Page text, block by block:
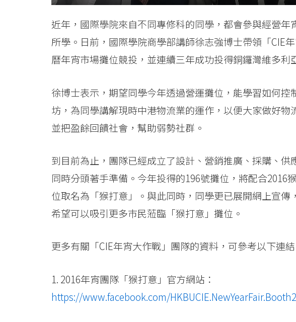
近年，國際學院來自不同專修科的同學，都會參與經營
所學。日前，國際學院商學部講師徐志強博士帶領「CIE
曆年宵市場攤位競投，並連續三年成功投得銅鑼灣維多利
徐博士表示，期望同學今年透過營運攤位，能學習如何
坊，為同學講解現時中港物流業的運作，以便大家做好物
並把盈餘回饋社會，幫助弱勢社群。
到目前為止，團隊已經成立了設計、營銷推廣、採購、供
同時分頭著手準備。今年投得的196號攤位，將配合2016
位取名為「猴打意」。與此同時，同學更已展開網上宣傳
希望可以吸引更多巿民蒞臨「猴打意」攤位。
更多有關「CIE年宵大作戰」團隊的資料，可參考以下連結
1. 2016年宵團隊「猴打意」官方網站：
https://www.facebook.com/